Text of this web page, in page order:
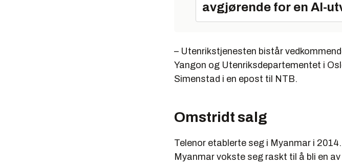
avgjørende for en AI-
– Utenrikstjenesten bistår
Yangon og Utenriksdepartementet i
Simenstad i en epost til NTB.
Omstridt salg
Telenor etablerte seg i Myanmar i
Myanmar vokste seg raskt til å bli en